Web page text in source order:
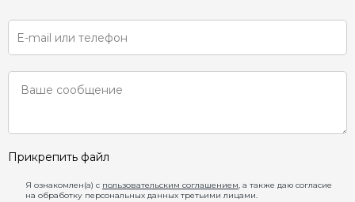
Прикрепить файл
Я ознакомлен(а) с пользовательским соглашением, а также даю согласие
на обработку персональных данных третьими лицами.